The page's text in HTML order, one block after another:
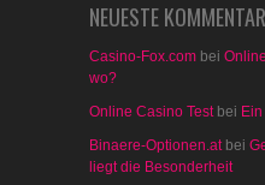
NEUESTE
Casino-Fox.com bei
wo?
Online Casino Testbei
Binaere-Optionen.atbei
liegt die Besonderheit